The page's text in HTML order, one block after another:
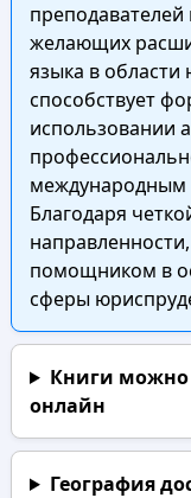
желающих
языка в
способствует
использовании
международным
Благодаря
помощником в
сферы
Книги можно
онлайн
География